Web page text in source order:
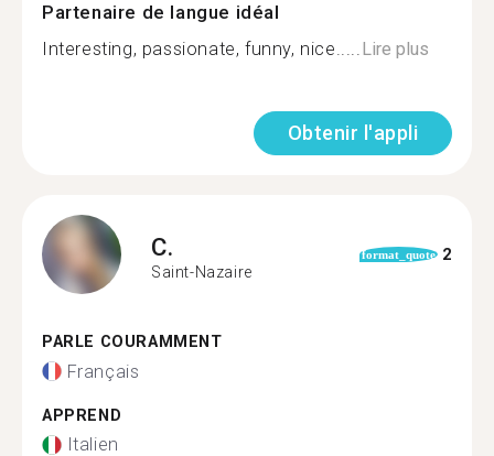
Partenaire de langue idéal
Interesting, passionate, funny, nice.....Lire plus
Obtenir l'appli
C.
Saint-Nazaire
format_quote 2
PARLE COURAMMENT
Français
APPREND
Italien